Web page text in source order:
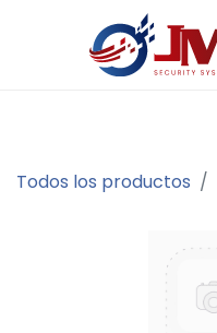
Todos los productos